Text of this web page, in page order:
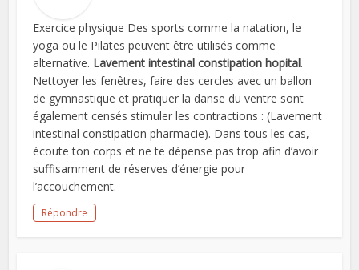
Exercice physique Des sports comme la natation, le
yoga ou le Pilates peuvent être utilisés comme
alternative. Lavement intestinal constipation hopital.
Nettoyer les fenêtres, faire des cercles avec un ballon
de gymnastique et pratiquer la danse du ventre sont
également censés stimuler les contractions : (Lavement
intestinal constipation pharmacie). Dans tous les cas,
écoute ton corps et ne te dépense pas trop afin d’avoir
suffisamment de réserves d’énergie pour
l’accouchement.
Répondre